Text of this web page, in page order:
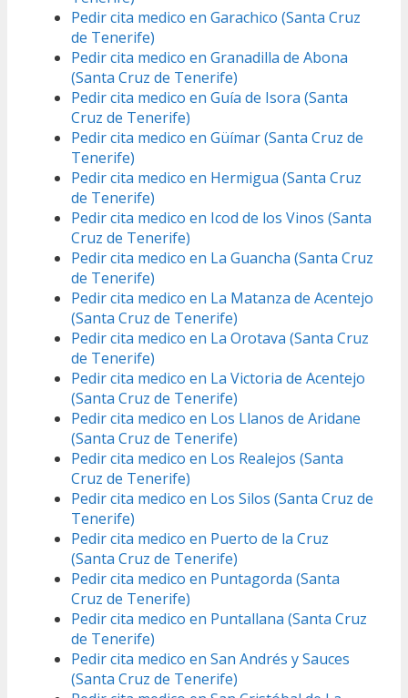
Pedir cita medico en Garachico (Santa Cruz
de Tenerife)
Pedir cita medico en Granadilla de Abona
(Santa Cruz de Tenerife)
Pedir cita medico en Guía de Isora (Santa
Cruz de Tenerife)
Pedir cita medico en Güímar (Santa Cruz de
Tenerife)
Pedir cita medico en Hermigua (Santa Cruz
de Tenerife)
Pedir cita medico en Icod de los Vinos (Santa
Cruz de Tenerife)
Pedir cita medico en La Guancha (Santa Cruz
de Tenerife)
Pedir cita medico en La Matanza de Acentejo
(Santa Cruz de Tenerife)
Pedir cita medico en La Orotava (Santa Cruz
de Tenerife)
Pedir cita medico en La Victoria de Acentejo
(Santa Cruz de Tenerife)
Pedir cita medico en Los Llanos de Aridane
(Santa Cruz de Tenerife)
Pedir cita medico en Los Realejos (Santa
Cruz de Tenerife)
Pedir cita medico en Los Silos (Santa Cruz de
Tenerife)
Pedir cita medico en Puerto de la Cruz
(Santa Cruz de Tenerife)
Pedir cita medico en Puntagorda (Santa
Cruz de Tenerife)
Pedir cita medico en Puntallana (Santa Cruz
de Tenerife)
Pedir cita medico en San Andrés y Sauces
(Santa Cruz de Tenerife)